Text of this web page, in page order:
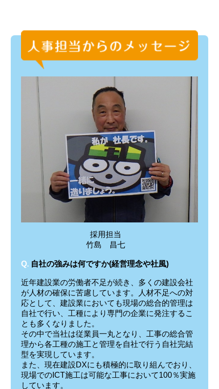
採用担当
竹島 昌七
Q. 自社の強みは何ですか(経営理念や社風)
近年建設業の労働者不足が続き、多くの建設会社
が人材の確保に苦慮しています。人材不足への対
応として、建設業においても現場の総合的管理は
自社で行い、工種により専門の企業に発注するこ
とも多くなりました。
その中で当社は従業員一丸となり、工事の総合管
理から各工種の施工と管理を自社で行う自社完結
型を実現しています。
また、現在建設DXにも積極的に取り組んでおり、
現場でのICT施工は可能な工事において100％実施
しています。